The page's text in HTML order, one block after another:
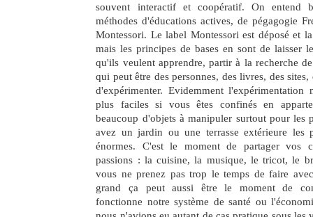
souvent interactif et coopératif. On entend
méthodes d'éducations actives, de pégagogie
Montessori. Le label Montessori est déposé et
mais les principes de bases en sont de laisser
qu'ils veulent apprendre, partir à la recherche
qui peut être des personnes, des livres, des sites,
d'expérimenter. Evidemment l'expérimentation
plus faciles si vous êtes confinés en
beaucoup d'objets à manipuler surtout pour les
avez un jardin ou une terrasse extérieure les
énormes. C'est le moment de partager vos
passions : la cuisine, la musique, le tricot, le
vous ne prenez pas trop le temps de faire
grand ça peut aussi être le moment de
fonctionne notre système de santé ou